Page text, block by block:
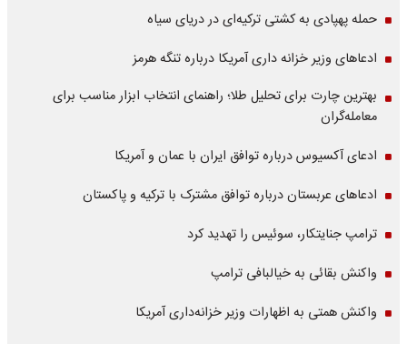
حمله پهپادی به کشتی ترکیه‌ای در دریای سیاه
ادعاهای وزیر خزانه داری آمریکا درباره تنگه هرمز
بهترین چارت برای تحلیل طلا؛ راهنمای انتخاب ابزار مناسب برای
معامله‌گران
ادعای آکسیوس درباره توافق ایران با عمان و آمریکا
ادعاهای عربستان درباره توافق مشترک با ترکیه و پاکستان
ترامپ جنایتکار، سوئیس را تهدید کرد
واکنش بقائی به خیالبافی ترامپ
واکنش همتی به اظهارات وزیر خزانه‌داری آمریکا